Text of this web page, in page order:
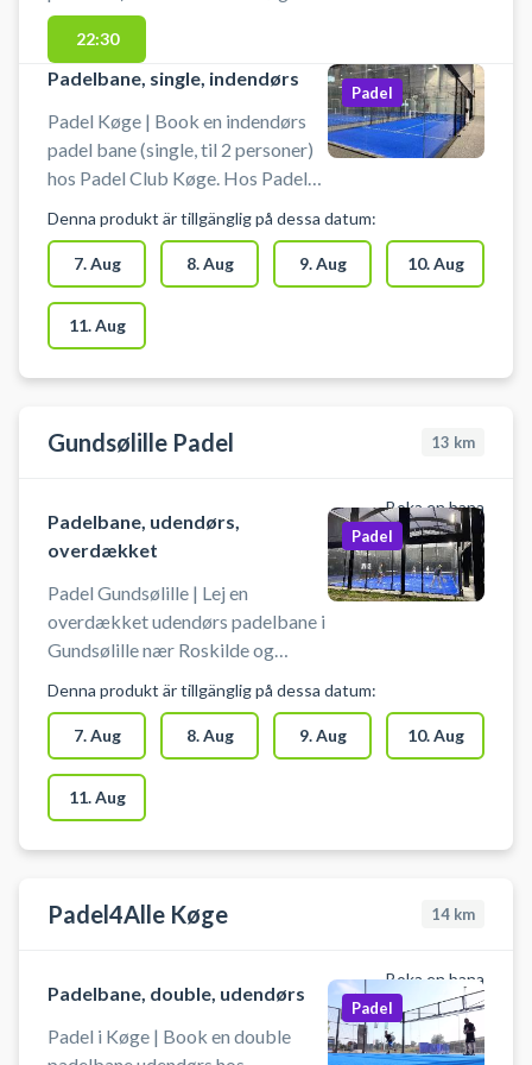
ved Roskilde.
Hos Padel Club Køge er lånebats
altid inkluderet i banelejen og
bolde kan købes i centret. Der er
badefaciliteter.
22:30
Padelbane, single, indendørs
Padel Køge | Book en indendørs
padel bane (single, til 2 personer)
hos Padel Club Køge. Hos Padel
inkluderet i banelejen og bolde
kan købes i centret. Der er
omklædningsrum med
badefaciliteter.
Padel
Denna produkt är tillgänglig på dessa datum:
7. Aug 8. Aug 9. Aug 10. Aug
11. Aug
Gundsølille Padel 13 km
Boka en bana
Padelbane, udendørs,
overdækket
Padel Gundsølille | Lej en
overdækket udendørs padelbane i
Gundsølille nær Roskilde og
og Ballerup. Banerne er
overdækket så du kan spille i alt
slags vejr. Book padel tennis bane
og spil padel i Gundsølille. Gratis
låne bat og bolde findes ved
banerne. Gratis parkering ved
nemt, hvis man er i bil fra Jyllinge
eller Roskilde for at spille padel
Padel
Denna produkt är tillgänglig på dessa datum:
7. Aug 8. Aug 9. Aug 10. Aug
11. Aug
Padel4Alle Køge 14 km
Boka en bana
Padelbane, double, udendørs
Padel i Køge | Book en double
Padel